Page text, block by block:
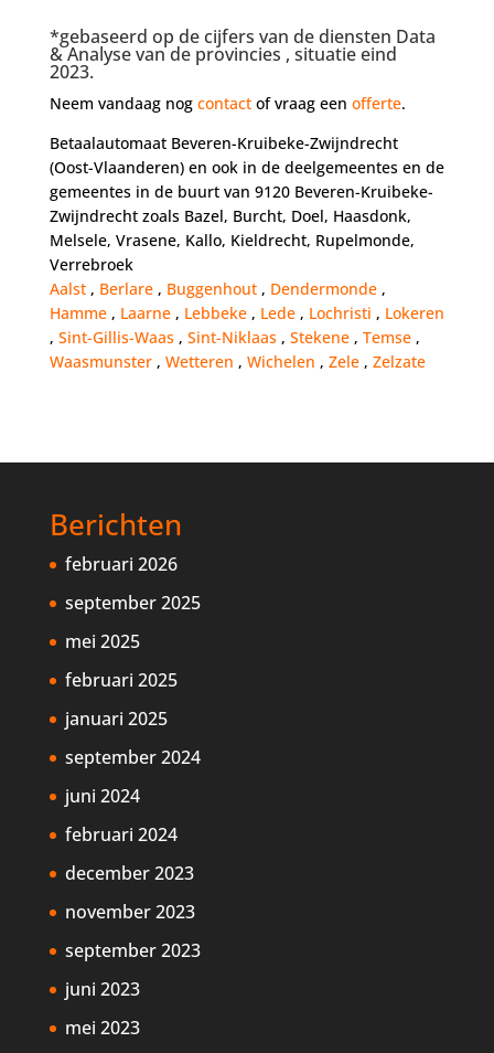
*gebaseerd op de cijfers van de diensten Data
& Analyse van de provincies , situatie eind
2023.
Neem vandaag nog contactof vraag een offerte.
Betaalautomaat Beveren-Kruibeke-Zwijndrecht
(Oost-Vlaanderen) en ook in de deelgemeentes en de
gemeentes in de buurt van 9120 Beveren-Kruibeke-
Zwijndrecht zoals Bazel, Burcht, Doel, Haasdonk,
Melsele, Vrasene, Kallo, Kieldrecht, Rupelmonde,
Verrebroek
Aalst , Berlare , Buggenhout , Dendermonde ,
Hamme , Laarne , Lebbeke , Lede , Lochristi , Lokeren
, Sint-Gillis-Waas , Sint-Niklaas , Stekene , Temse ,
Waasmunster , Wetteren , Wichelen , Zele , Zelzate
Berichten
februari 2026
september 2025
mei 2025
februari 2025
januari 2025
september 2024
juni 2024
februari 2024
december 2023
november 2023
september 2023
juni 2023
mei 2023